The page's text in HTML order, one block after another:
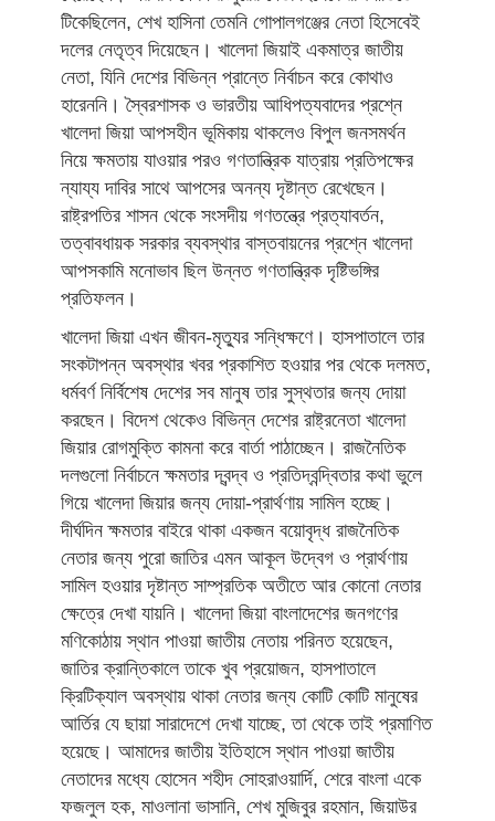
টিকেছিলেন, শেখ হাসিনা তেমনি গোপালগঞ্জের নেতা হিসেবেই
দলের নেতৃত্ব দিয়েছেন। খালেদা জিয়াই একমাত্র জাতীয়
নেতা, যিনি দেশের বিভিন্ন প্রান্তে নির্বাচন করে কোথাও
হারেননি। স্বৈরশাসক ও ভারতীয় আধিপত্যবাদের প্রশ্নে
খালেদা জিয়া আপসহীন ভূমিকায় থাকলেও বিপুল জনসমর্থন
নিয়ে ক্ষমতায় যাওয়ার পরও গণতান্ত্রিক যাত্রায় প্রতিপক্ষের
ন্যায্য দাবির সাথে আপসের অনন্য দৃষ্টান্ত রেখেছেন।
রাষ্ট্রপতির শাসন থেকে সংসদীয় গণতন্ত্রে প্রত্যাবর্তন,
তত্বাবধায়ক সরকার ব্যবস্থার বাস্তবায়নের প্রশ্নে খালেদা
আপসকামি মনোভাব ছিল উন্নত গণতান্ত্রিক দৃষ্টিভঙ্গির
প্রতিফলন।
খালেদা জিয়া এখন জীবন-মৃত্যুর সন্ধিক্ষণে। হাসপাতালে তার
সংকটাপন্ন অবস্থার খবর প্রকাশিত হওয়ার পর থেকে দলমত,
ধর্মবর্ণ নির্বিশেষ দেশের সব মানুষ তার সুস্থতার জন্য দোয়া
করছেন। বিদেশ থেকেও বিভিন্ন দেশের রাষ্ট্রনেতা খালেদা
জিয়ার রোগমুক্তি কামনা করে বার্তা পাঠাচ্ছেন। রাজনৈতিক
দলগুলো নির্বাচনে ক্ষমতার দ্বন্দ্ব ও প্রতিদ্বন্দ্বিতার কথা ভুলে
গিয়ে খালেদা জিয়ার জন্য দোয়া-প্রার্থণায় সামিল হচ্ছে।
দীর্ঘদিন ক্ষমতার বাইরে থাকা একজন বয়োবৃদ্ধ রাজনৈতিক
নেতার জন্য পুরো জাতির এমন আকূল উদ্বেগ ও প্রার্থণায়
সামিল হওয়ার দৃষ্টান্ত সাম্প্রতিক অতীতে আর কোনো নেতার
ক্ষেত্রে দেখা যায়নি। খালেদা জিয়া বাংলাদেশের জনগণের
মণিকোঠায় স্থান পাওয়া জাতীয় নেতায় পরিনত হয়েছেন,
জাতির ক্রান্তিকালে তাকে খুব প্রয়োজন, হাসপাতালে
ক্রিটিক্যাল অবস্থায় থাকা নেতার জন্য কোটি কোটি মানুষের
আর্তির যে ছায়া সারাদেশে দেখা যাচ্ছে, তা থেকে তাই প্রমাণিত
হয়েছে। আমাদের জাতীয় ইতিহাসে স্থান পাওয়া জাতীয়
নেতাদের মধ্যে হোসেন শহীদ সোহরাওয়ার্দি, শেরে বাংলা একে
ফজলুল হক, মাওলানা ভাসানি, শেখ মুজিবুর রহমান, জিয়াউর